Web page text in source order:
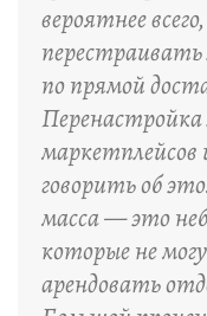
вероятнее
перестраивать
по прямой
Перенастройка
говорить об
масса — это
которые не
арендовать